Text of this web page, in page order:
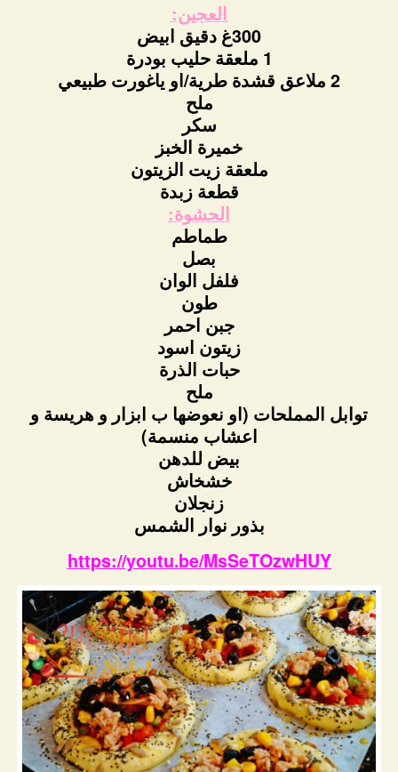
العجين:
300غ دقيق ابيض
1 ملعقة حليب بودرة
2 ملاعق قشدة طرية/او ياغورت طبيعي
ملح
سكر
خميرة الخبز
ملعقة زيت الزيتون
قطعة زبدة
الحشوة:
طماطم
بصل
فلفل الوان
طون
جبن احمر
زيتون اسود
حبات الذرة
ملح
توابل المملحات (او نعوضها ب ابزار و هريسة و
اعشاب منسمة)
بيض للدهن
خشخاش
زنجلان
بذور نوار الشمس
https://youtu.be/MsSeTOzwHUY